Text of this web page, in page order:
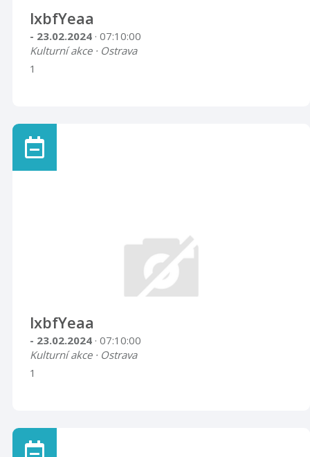
lxbfYeaa
- 23.02.2024 · 07:10:00
Kulturní akce · Ostrava
1
lxbfYeaa
- 23.02.2024 · 07:10:00
Kulturní akce · Ostrava
1